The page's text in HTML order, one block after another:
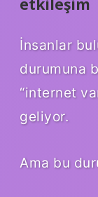
etkileşim
İnsanlar
durumuna
“internet
geliyor.
Ama bu